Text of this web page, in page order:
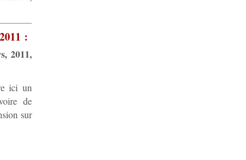
:
2011,
ici un
de
sur